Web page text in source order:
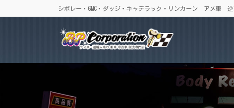
ン
に
ビ
ョ
シボレー・GMC・ダッジ・キャデラック・リンカーン アメ車